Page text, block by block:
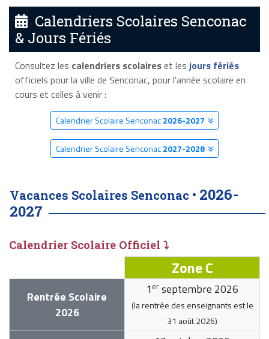
Calendriers Scolaires Senconac
& Jours Fériés
Consultez les calendriers scolaireset les jours fériés
officiels pour la ville de Senconac, pour l'année scolaire en
cours et celles à venir :
Calendrier Scolaire Senconac2026-2027
Calendrier Scolaire Senconac2027-2028
Vacances Scolaires Senconac • 2026-
2027
Calendrier Scolaire Officiel ⤵
Zone C
Rentrée Scolaire
2026
1 er septembre 2026
(la rentrée des enseignants est le
31 août 2026)